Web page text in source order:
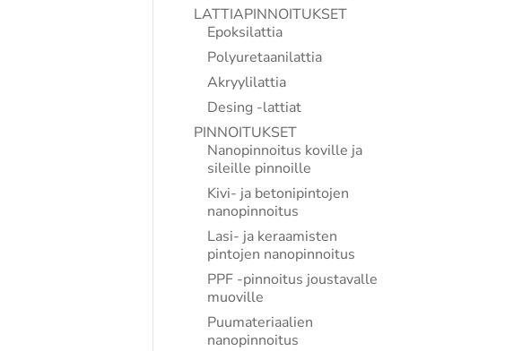
LATTIAPINNOITUKSET
Epoksilattia
Polyuretaanilattia
Akryylilattia
Desing -lattiat
PINNOITUKSET
Nanopinnoitus koville ja
sileille pinnoille
Kivi- ja betonipintojen
nanopinnoitus
Lasi- ja keraamisten
pintojen nanopinnoitus
PPF -pinnoitus joustavalle
muoville
Puumateriaalien
nanopinnoitus